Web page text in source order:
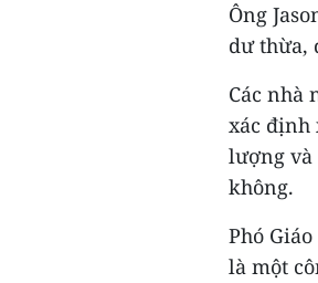
Ông
dư thừa,
Các nhà
xác định
lượng và
không.
Phó
là một